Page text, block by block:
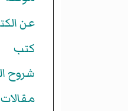
عن
كتب
شروح